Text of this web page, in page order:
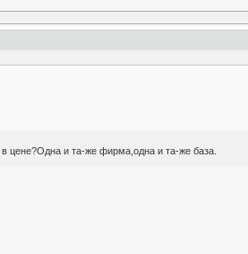
в цене?Одна и та-же фирма,одна и та-же база.